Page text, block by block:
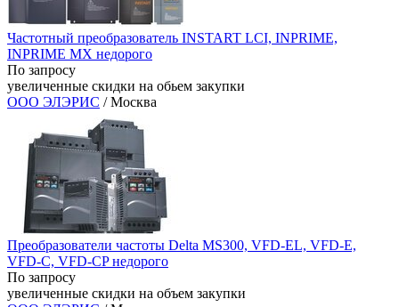
Частотный преобразователь INSTART LCI, INPRIME,
INPRIME MX недорого
По запросу
увеличенные скидки на обьем закупки
ООО ЭЛЭРИС / Москва
Преобразователи частоты Delta MS300, VFD-EL, VFD-E,
VFD-C, VFD-CP недорого
По запросу
увеличенные скидки на объем закупки